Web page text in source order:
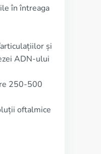
în întreaga
și
ADN-ului
250-500
oftalmice